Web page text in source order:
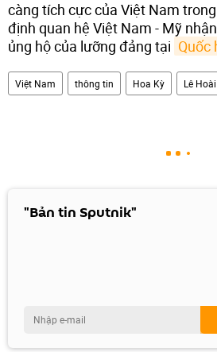
càng tích cực của Việt Nam
định quan hệ Việt Nam - Mỹ
ủng hộ của lưỡng đảng tại Quốc
Việt Nam thông tin Hoa Kỳ Lê
"Bản tin Sputnik"